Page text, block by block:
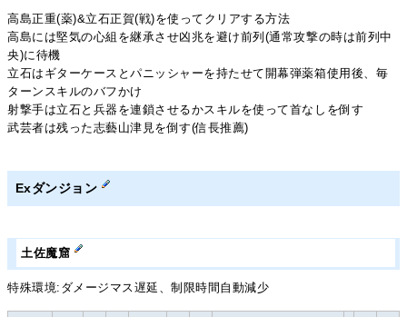
高島正重(薬)&立石正賀(戦)を使ってクリアする方法
高島には堅気の心組を継承させ凶兆を避け前列(通常攻撃の時は前列中
央)に待機
立石はギターケースとパニッシャーを持たせて開幕弾薬箱使用後、毎
ターンスキルのバフかけ
射撃手は立石と兵器を連鎖させるかスキルを使って首なしを倒す
武芸者は残った志藝山津見を倒す(信長推薦)
Exダンジョン
土佐魔窟
特殊環境:ダメージマス遅延、制限時間自動減少